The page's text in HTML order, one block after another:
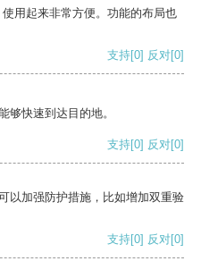
用起来非常方便。功能的布局也
支持[0] 反对[0]
够快速到达目的地。
支持[0] 反对[0]
以加强防护措施，比如增加双重验
支持[0] 反对[0]